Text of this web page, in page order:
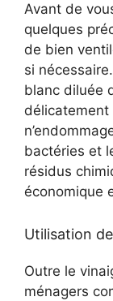
Avant de
quelques
de bien
si
blanc diluée
bactéries et
résidus
économique
Utilisation
Outre le
ménagers